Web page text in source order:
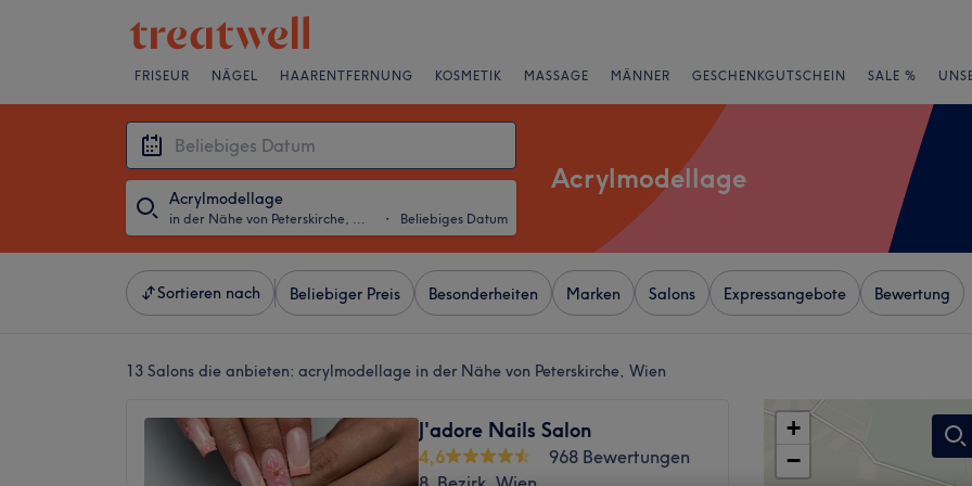
FRISEUR NÄGEL HAARENTFERNUNG KOSMETIK MASSAGE MÄNNER GESCHENKGUTSCHEIN SALE %
Acrylmodellage
in der Nähe von Peterskirche, Wien ・ Beliebiges Datum
Acrylmodellage
Sortieren nach Beliebiger Preis Besonderheiten Marken Salons Expressangebote Bewertung
13 Salons die anbieten: acrylmodellage in der Nähe von Peterskirche, Wien
J'adore Nails Salon
4,6
968 Bewertungen
+
−